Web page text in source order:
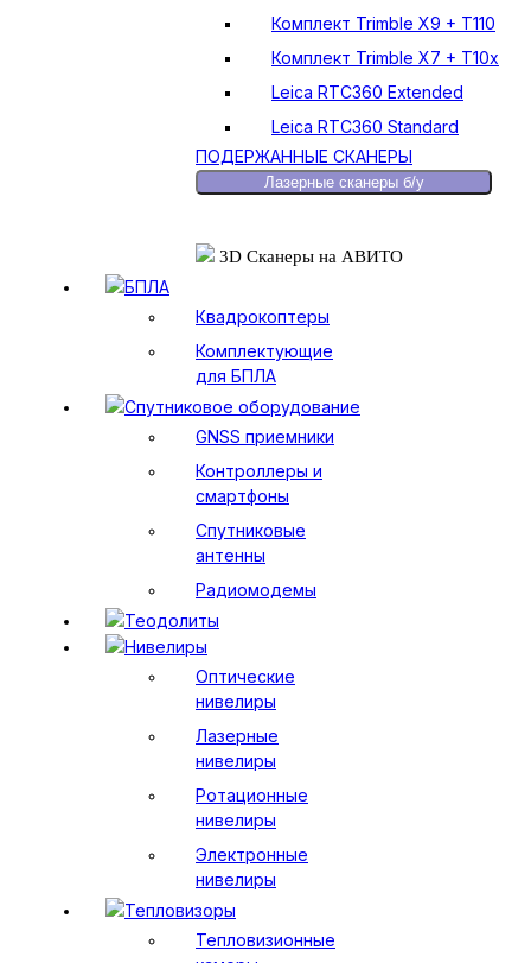
Комплект Trimble X9 + T110
Комплект Trimble X7 + T10x
Leica RTC360 Extended
Leica RTC360 Standard
ПОДЕРЖАННЫЕ СКАНЕРЫ
Лазерные сканеры б/у
3D Сканеры на АВИТО
БПЛА
Квадрокоптеры
Комплектующие
для БПЛА
Спутниковое оборудование
GNSS приемники
Контроллеры и
смартфоны
Спутниковые
антенны
Радиомодемы
Теодолиты
Нивелиры
Оптические
нивелиры
Лазерные
нивелиры
Ротационные
нивелиры
Электронные
нивелиры
Тепловизоры
Тепловизионные